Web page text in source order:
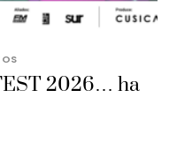
2026… ha